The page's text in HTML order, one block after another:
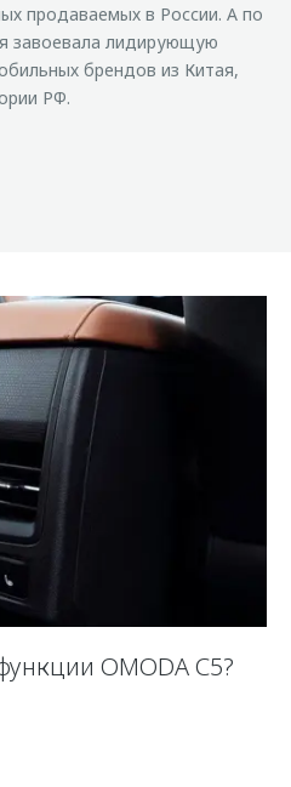
продаваемых в России. А по
завоевала лидирующую
брендов из Китая,
РФ.
OMODA С5?